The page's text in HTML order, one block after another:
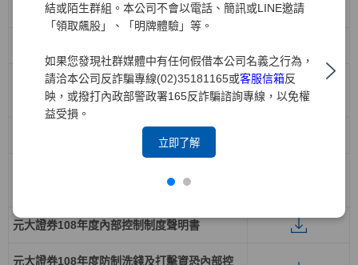
結或陌生群組。本公司不會以電話、簡訊或LINE邀請
「領取飆股」、「明牌體驗」等。
如果您發現社群媒體中有任何假借本公司名義之行為，
請洽本公司反詐騙專線(02)35181165或客服信箱反
映，或撥打內政部警政署165反詐騙諮詢專線，以免權
益受損。
立即了解
制制度聲明書
元大證券110年度防制洗錢及打擊資恐內部控
制制度聲明書
元大證券109年度內部控制制度聲明書
元大證券108年度內部控制制度聲明書
元大證券108年度防制洗錢及打擊資恐內部控